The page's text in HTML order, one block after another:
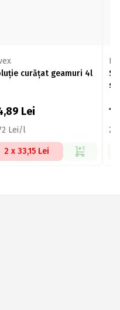
curățat geamuri 4l
Lei
Lei/l
2 x 33,15 Lei